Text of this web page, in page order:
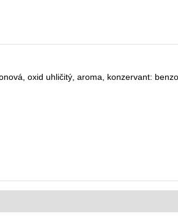
oxid uhličitý, aroma, konzervant: